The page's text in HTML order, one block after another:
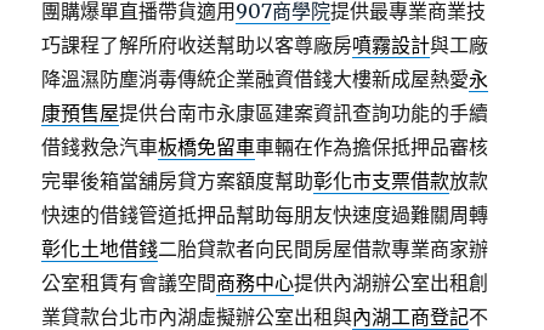
團購爆單直播帶貨適用 907商學院提供最專業商業技
巧課程了解所府收送幫助以客尊廠房噴霧設計與工廠
降溫濕防塵消毒傳統企業融資借錢大樓新成屋熱愛永
康預售屋提供台南市永康區建案資訊查詢功能的手續
借錢救急汽車板橋免留車車輛在作為擔保抵押品審核
完畢後箱當舖房貸方案額度幫助彰化市支票借款放款
快速的借錢管道抵押品幫助每朋友快速度過難關周轉
彰化土地借錢二胎貸款者向民間房屋借款專業商家辦
公室租賃有會議空間商務中心提供內湖辦公室出租創
業貸款台北市內湖虛擬辦公室出租與內湖工商登記不